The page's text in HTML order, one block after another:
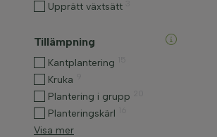
Upprätt växtsätt
Tillämpning
Kantplantering
Kruka
Plantering i grupp
Planteringskärl
Visa mer